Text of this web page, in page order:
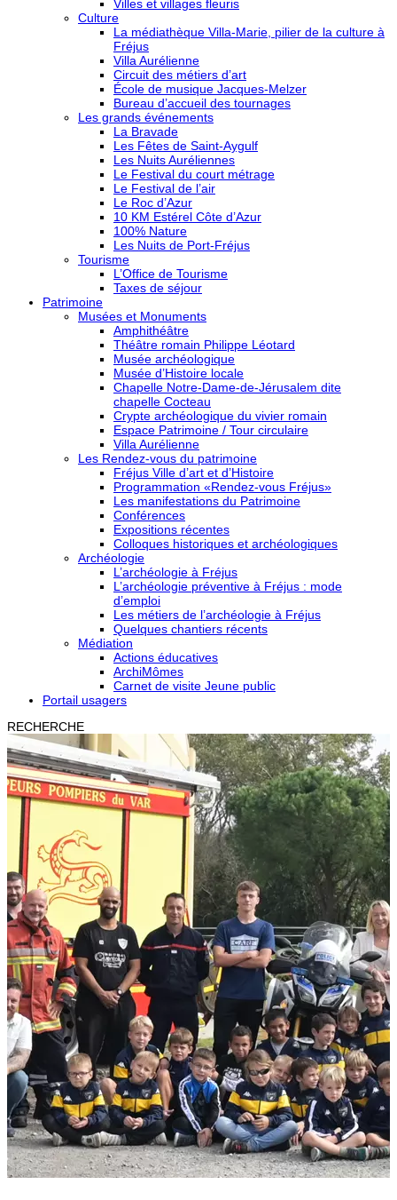
Villes et villages fleuris
Culture
La médiathèque Villa-Marie, pilier de la culture à
Fréjus
Villa Aurélienne
Circuit des métiers d’art
École de musique Jacques-Melzer
Bureau d’accueil des tournages
Les grands événements
La Bravade
Les Fêtes de Saint-Aygulf
Les Nuits Auréliennes
Le Festival du court métrage
Le Festival de l’air
Le Roc d’Azur
10 KM Estérel Côte d’Azur
100% Nature
Les Nuits de Port-Fréjus
Tourisme
L’Office de Tourisme
Taxes de séjour
Patrimoine
Musées et Monuments
Amphithéâtre
Théâtre romain Philippe Léotard
Musée archéologique
Musée d’Histoire locale
Chapelle Notre-Dame-de-Jérusalem dite
chapelle Cocteau
Crypte archéologique du vivier romain
Espace Patrimoine / Tour circulaire
Villa Aurélienne
Les Rendez-vous du patrimoine
Fréjus Ville d’art et d’Histoire
Programmation «Rendez-vous Fréjus»
Les manifestations du Patrimoine
Conférences
Expositions récentes
Colloques historiques et archéologiques
Archéologie
L’archéologie à Fréjus
L’archéologie préventive à Fréjus : mode
d’emploi
Les métiers de l’archéologie à Fréjus
Quelques chantiers récents
Médiation
Actions éducatives
ArchiMômes
Carnet de visite Jeune public
Portail usagers
RECHERCHE